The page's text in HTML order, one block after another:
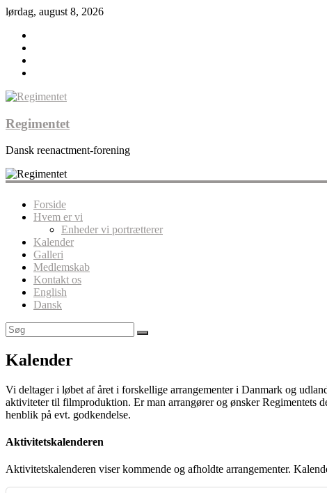
lørdag, august 8, 2026
Regimentet
Dansk reenactment-forening
Forside
Hvem er vi
Enheder vi portrætterer
Kalender
Galleri
Medlemskab
Kontakt os
English
Dansk
Kalender
Vi deltager i løbet af året i forskellige arrangementer i Danmark og
aktiviteter til filmproduktion. Er man arrangører og ønsker Regimentets
henblik på evt. godkendelse.
Aktivitetskalenderen
Aktivitetskalenderen viser kommende og afholdte arrangementer.